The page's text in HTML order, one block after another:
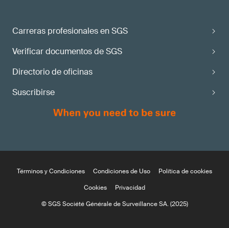
Carreras profesionales en SGS
Verificar documentos de SGS
Directorio de oficinas
Suscribirse
Términos y Condiciones Condiciones de Uso
Política de cookies
Cookies
Privacidad
© SGS Société Générale de Surveillance SA. (2025)